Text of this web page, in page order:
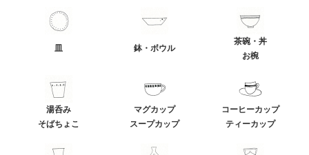
皿 鉢・ボウル
茶碗・丼
お椀
湯呑み
そばちょこ
マグカップ
スープカップ
コーヒーカップ
ティーカップ